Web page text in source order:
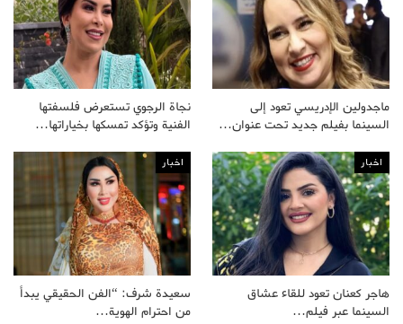
ماجدولين الإدريسي تعود إلى
السينما بفيلم جديد تحت عنوان…
نجاة الرجوي تستعرض فلسفتها
الفنية وتؤكد تمسكها بخياراتها…
اخبار
هاجر كعنان تعود للقاء عشاق
السينما عبر فيلم…
اخبار
سعيدة شرف: “الفن الحقيقي يبدأ
من احترام الهوية…